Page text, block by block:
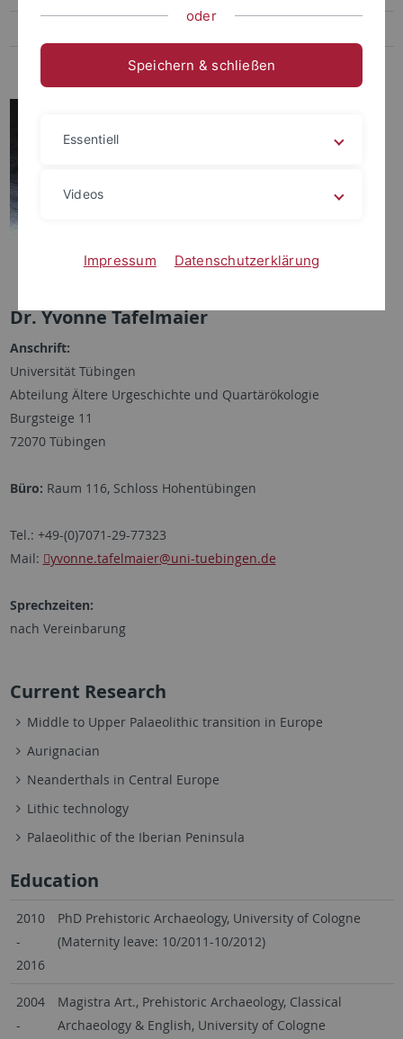
Dr. Yvonne Tafelmaier
Anschrift:
Universität Tübingen
Abteilung Ältere Urgeschichte und Quartärökologie
Burgsteige 11
72070 Tübingen
Büro: Raum 116, Schloss Hohentübingen
Tel.: +49-(0)7071-29-77323
Mail:
yvonne.tafelmaier@uni-tuebingen.de
Sprechzeiten:
nach Vereinbarung
Current Research
Middle to Upper Palaeolithic transition in Europe
Aurignacian
Neanderthals in Central Europe
Lithic technology
Palaeolithic of the Iberian Peninsula
Education
2010
-
2016
PhD Prehistoric Archaeology, University of Cologne
(Maternity leave: 10/2011-10/2012)
2004
-
Magistra Art., Prehistoric Archaeology, Classical
Archaeology & English, University of Cologne
oder
Speichern & schließen
Essentiell
Videos
Impressum Datenschutzerklärung